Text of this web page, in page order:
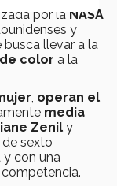
por la NASA
y
llevar a la
color a la
operan el
media
Zenil y
de sexto
y con una